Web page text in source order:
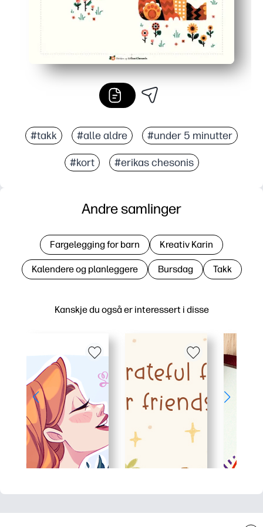
#takk #alle aldre #under 5 minutter
#kort #erikas chesonis
Kanskje du også er interessert i disse
Andre samlinger
Fargelegging for barn Kreativ Karin
Kalendere og planleggere Bursdag Takk